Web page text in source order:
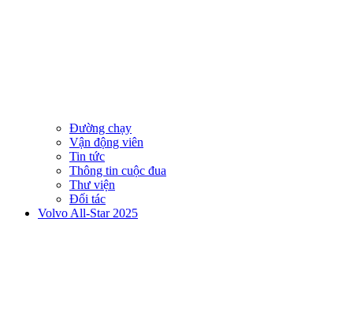
Đường chạy
Vận động viên
Tin tức
Thông tin cuộc đua
Thư viện
Đối tác
Volvo All-Star 2025